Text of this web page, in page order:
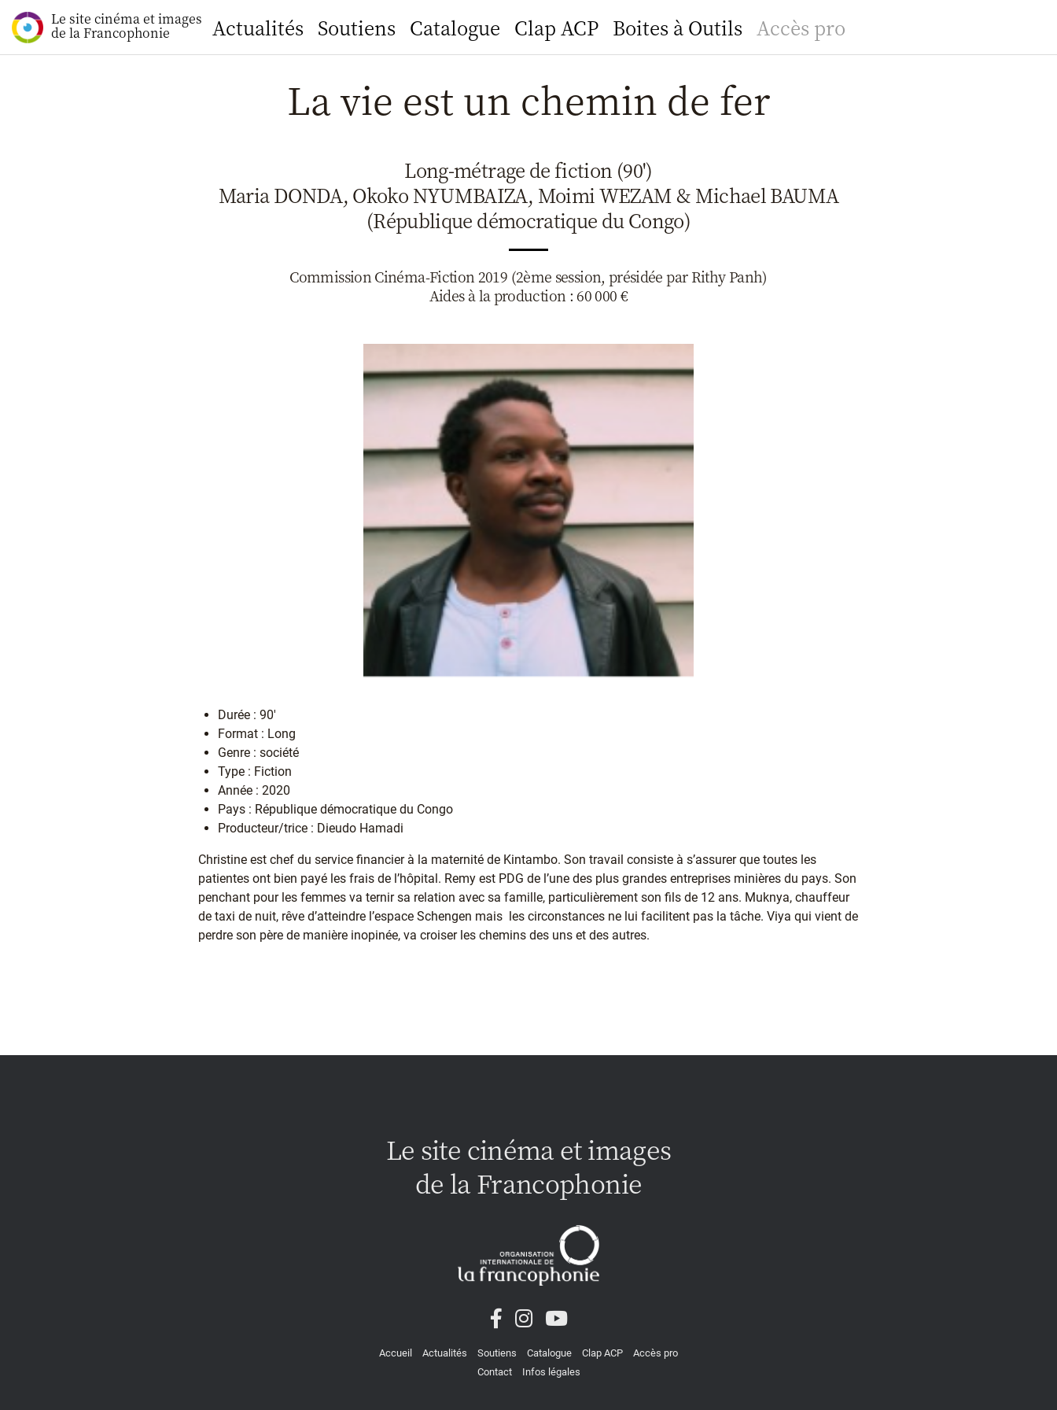
Le site cinéma et images
de la Francophonie Actualités Soutiens Catalogue Clap ACP Boites à Outils Accès pro
La vie est un chemin de fer
Long-métrage de fiction (90')
Maria DONDA, Okoko NYUMBAIZA, Moimi WEZAM & Michael BAUMA
(République démocratique du Congo)
Commission Cinéma-Fiction 2019 (2ème session, présidée par Rithy Panh)
Aides à la production : 60 000 €
Durée : 90'
Format : Long
Genre : société
Type : Fiction
Année : 2020
Pays : République démocratique du Congo
Producteur/trice : Dieudo Hamadi
Christine est chef du service financier à la maternité de Kintambo. Son travail consiste à s’assurer que toutes les
patientes ont bien payé les frais de l’hôpital. Remy est PDG de l’une des plus grandes entreprises minières du pays. Son
penchant pour les femmes va ternir sa relation avec sa famille, particulièrement son fils de 12 ans. Muknya, chauffeur
de taxi de nuit, rêve d’atteindre l’espace Schengen mais les circonstances ne lui facilitent pas la tâche. Viya qui vient de
perdre son père de manière inopinée, va croiser les chemins des uns et des autres.
Le site cinéma et images
de la Francophonie
Accueil Actualités Soutiens Catalogue Clap ACP
Accès pro
Contact
Infos légales